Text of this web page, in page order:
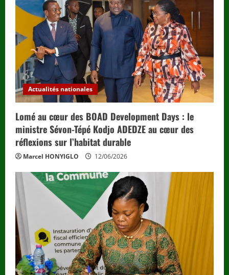
Actualités nationales
Lomé au cœur des BOAD Development Days : le
ministre Sévon-Tépé Kodjo ADEDZE au cœur des
réflexions sur l’habitat durable
Marcel HONYIGLO 12/06/2026